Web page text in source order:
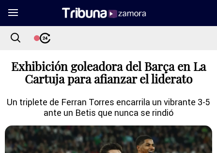
Exhibición goleadora del Barça en La
Cartuja para afianzar el liderato
Un triplete de Ferran Torres encarrila un vibrante 3-5
ante un Betis que nunca se rindió